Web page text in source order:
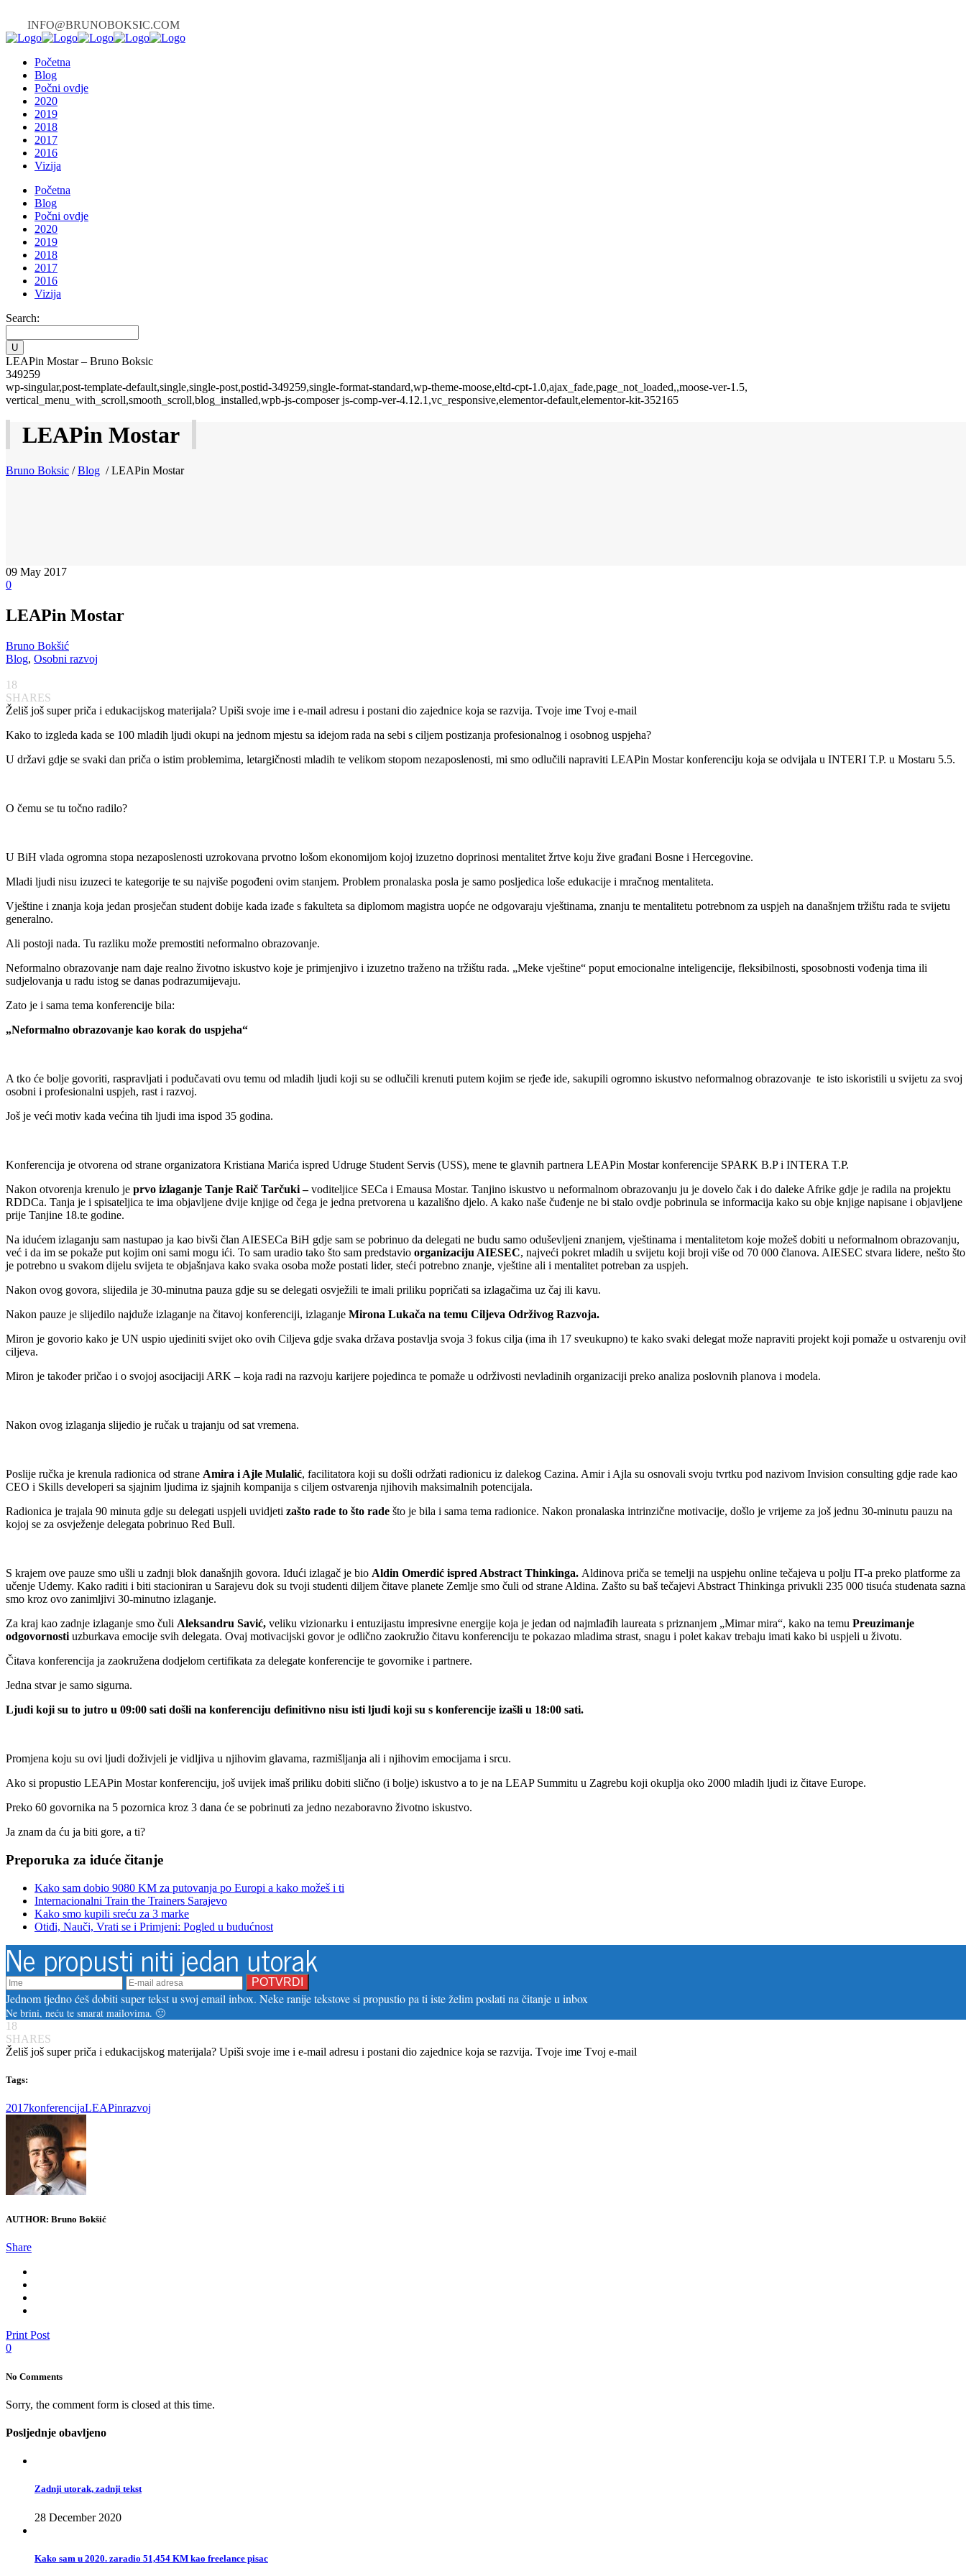
INFO@BRUNOBOKSIC.COM
Početna
Blog
Počni ovdje
2020
2019
2018
2017
2016
Vizija
Početna
Blog
Počni ovdje
2020
2019
2018
2017
2016
Vizija
Search:
LEAPin Mostar – Bruno Boksic
349259
wp-singular,post-template-default,single,single-post,postid-349259,single-format-standard,wp-theme-moose,eltd-cpt-1.0,ajax_fade,page_not_loaded,,moose-ver-1.5,
vertical_menu_with_scroll,smooth_scroll,blog_installed,wpb-js-composer js-comp-ver-4.12.1,vc_responsive,elementor-default,elementor-kit-352165
LEAPin Mostar
Bruno Boksic /Blog /LEAPin Mostar
09 May 2017
0
LEAPin Mostar
Bruno Bokšić
Blog, Osobni razvoj
18
SHARES
Želiš još super priča i edukacijskog materijala? Upiši svoje ime i e-mail adresu i postani dio zajednice koja se razvija. Tvoje ime Tvoj e-mail
Kako to izgleda kada se 100 mladih ljudi okupi na jednom mjestu sa idejom rada na sebi s ciljem postizanja profesionalnog i osobnog uspjeha?
U državi gdje se svaki dan priča o istim problemima, letargičnosti mladih te velikom stopom nezaposlenosti, mi smo odlučili napraviti LEAPin Mostar konferenciju koja se odvijala u INTERI T.P. u Mostaru 5.5.
O čemu se tu točno radilo?
U BiH vlada ogromna stopa nezaposlenosti uzrokovana prvotno lošom ekonomijom kojoj izuzetno doprinosi mentalitet žrtve koju žive građani Bosne i Hercegovine.
Mladi ljudi nisu izuzeci te kategorije te su najviše pogođeni ovim stanjem. Problem pronalaska posla je samo posljedica loše edukacije i mračnog mentaliteta.
Vještine i znanja koja jedan prosječan student dobije kada izađe s fakulteta sa diplomom magistra uopće ne odgovaraju vještinama, znanju te mentalitetu potrebnom za uspjeh na današnjem tržištu rada te svijetu
generalno.
Ali postoji nada. Tu razliku može premostiti neformalno obrazovanje.
Neformalno obrazovanje nam daje realno životno iskustvo koje je primjenjivo i izuzetno traženo na tržištu rada. „Meke vještine“ poput emocionalne inteligencije, fleksibilnosti, sposobnosti vođenja tima ili
sudjelovanja u radu istog se danas podrazumijevaju.
Zato je i sama tema konferencije bila:
„Neformalno obrazovanje kao korak do uspjeha“
A tko će bolje govoriti, raspravljati i podučavati ovu temu od mladih ljudi koji su se odlučili krenuti putem kojim se rjeđe ide, sakupili ogromno iskustvo neformalnog obrazovanje te isto iskoristili u svijetu za svoj
osobni i profesionalni uspjeh, rast i razvoj.
Još je veći motiv kada većina tih ljudi ima ispod 35 godina.
Konferencija je otvorena od strane organizatora Kristiana Marića ispred Udruge Student Servis (USS), mene te glavnih partnera LEAPin Mostar konferencije SPARK B.P i INTERA T.P.
Nakon otvorenja krenulo je prvo izlaganje Tanje Raič Tarčuki –voditeljice SECa i Emausa Mostar. Tanjino iskustvo u neformalnom obrazovanju ju je dovelo čak i do daleke Afrike gdje je radila na projektu
RDDCa. Tanja je i spisateljica te ima objavljene dvije knjige od čega je jedna pretvorena u kazališno djelo. A kako naše čuđenje ne bi stalo ovdje pobrinula se informacija kako su obje knjige napisane i objavljene
prije Tanjine 18.te godine.
Na idućem izlaganju sam nastupao ja kao bivši član AIESECa BiH gdje sam se pobrinuo da delegati ne budu samo oduševljeni znanjem, vještinama i mentalitetom koje možeš dobiti u neformalnom obrazovanju,
već i da im se pokaže put kojim oni sami mogu ići. To sam uradio tako što sam predstavio organizaciju AIESEC, najveći pokret mladih u svijetu koji broji više od 70 000 članova. AIESEC stvara lidere, nešto što
je potrebno u svakom dijelu svijeta te objašnjava kako svaka osoba može postati lider, steći potrebno znanje, vještine ali i mentalitet potreban za uspjeh.
Nakon ovog govora, slijedila je 30-minutna pauza gdje su se delegati osvježili te imali priliku popričati sa izlagačima uz čaj ili kavu.
Nakon pauze je slijedilo najduže izlaganje na čitavoj konferenciji, izlaganje Mirona Lukača na temu Ciljeva Održivog Razvoja.
Miron je govorio kako je UN uspio ujediniti svijet oko ovih Ciljeva gdje svaka država postavlja svoja 3 fokus cilja (ima ih 17 sveukupno) te kako svaki delegat može napraviti projekt koji pomaže u ostvarenju
ciljeva.
Miron je također pričao i o svojoj asocijaciji ARK – koja radi na razvoju karijere pojedinca te pomaže u održivosti nevladinih organizaciji preko analiza poslovnih planova i modela.
Nakon ovog izlaganja slijedio je ručak u trajanju od sat vremena.
Poslije ručka je krenula radionica od strane Amira i Ajle Mulalić, facilitatora koji su došli održati radionicu iz dalekog Cazina. Amir i Ajla su osnovali svoju tvrtku pod nazivom Invision consulting gdje rade kao
CEO i Skills developeri sa sjajnim ljudima iz sjajnih kompanija s ciljem ostvarenja njihovih maksimalnih potencijala.
Radionica je trajala 90 minuta gdje su delegati uspjeli uvidjeti zašto rade to što rade što je bila i sama tema radionice. Nakon pronalaska intrinzične motivacije, došlo je vrijeme za još jednu 30-minutu pauzu na
kojoj se za osvježenje delegata pobrinuo Red Bull.
S krajem ove pauze smo ušli u zadnji blok današnjih govora. Idući izlagač je bio Aldin Omerdić ispred Abstract Thinkinga. Aldinova priča se temelji na uspjehu online tečajeva u polju IT-a preko platforme za
učenje Udemy. Kako raditi i biti stacioniran u Sarajevu dok su tvoji studenti diljem čitave planete Zemlje smo čuli od strane Aldina. Zašto su baš tečajevi Abstract Thinkinga privukli 235 000 tisuća studenata
smo kroz ovo zanimljivi 30-minutno izlaganje.
Za kraj kao zadnje izlaganje smo čuli Aleksandru Savić, veliku vizionarku i entuzijastu impresivne energije koja je jedan od najmlađih laureata s priznanjem „Mimar mira“, kako na temu Preuzimanje
odgovornosti uzburkava emocije svih delegata. Ovaj motivacijski govor je odlično zaokružio čitavu konferenciju te pokazao mladima strast, snagu i polet kakav trebaju imati kako bi uspjeli u životu.
Čitava konferencija ja zaokružena dodjelom certifikata za delegate konferencije te govornike i partnere.
Jedna stvar je samo sigurna.
Ljudi koji su to jutro u 09:00 sati došli na konferenciju definitivno nisu isti ljudi koji su s konferencije izašli u 18:00 sati.
Promjena koju su ovi ljudi doživjeli je vidljiva u njihovim glavama, razmišljanja ali i njihovim emocijama i srcu.
Ako si propustio LEAPin Mostar konferenciju, još uvijek imaš priliku dobiti slično (i bolje) iskustvo a to je na LEAP Summitu u Zagrebu koji okuplja oko 2000 mladih ljudi iz čitave Europe.
Preko 60 govornika na 5 pozornica kroz 3 dana će se pobrinuti za jedno nezaboravno životno iskustvo.
Ja znam da ću ja biti gore, a ti?
Preporuka za iduće čitanje
Kako sam dobio 9080 KM za putovanja po Europi a kako možeš i ti
Internacionalni Train the Trainers Sarajevo
Kako smo kupili sreću za 3 marke
Otiđi, Nauči, Vrati se i Primjeni: Pogled u budućnost
Ne propusti niti jedan utorak
Jednom tjedno ćeš dobiti super tekst u svoj email inbox. Neke ranije tekstove si propustio pa ti iste želim poslati na čitanje u inbox
Ne brini, neću te smarat mailovima. 🙂
18
SHARES
Želiš još super priča i edukacijskog materijala? Upiši svoje ime i e-mail adresu i postani dio zajednice koja se razvija. Tvoje ime Tvoj e-mail
Tags:
2017konferencijaLEAPinrazvoj
AUTHOR: Bruno Bokšić
Share
Print Post
0
No Comments
Sorry, the comment form is closed at this time.
Posljednje obavljeno
Zadnji utorak, zadnji tekst
28 December 2020
Kako sam u 2020. zaradio 51,454 KM kao freelance pisac